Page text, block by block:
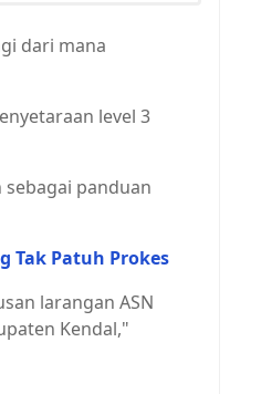
dari mana
level 3
panduan
Tak Patuh Prokes
larangan ASN
Kendal,"